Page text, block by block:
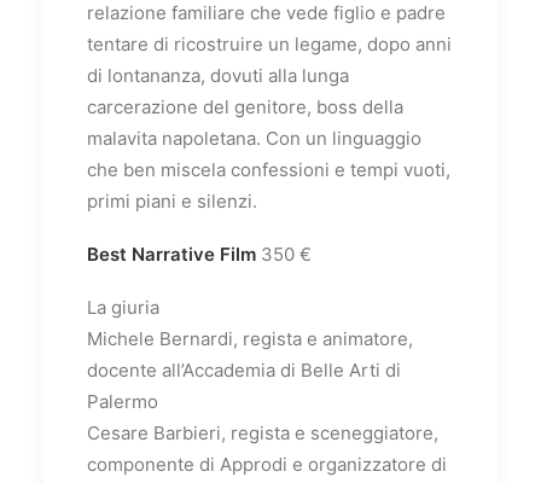
relazione familiare che vede figlio e padre
tentare di ricostruire un legame, dopo anni
di lontananza, dovuti alla lunga
carcerazione del genitore, boss della
malavita napoletana. Con un linguaggio
che ben miscela confessioni e tempi vuoti,
primi piani e silenzi.
Best Narrative Film 350 €
La giuria
Michele Bernardi, regista e animatore,
docente all’Accademia di Belle Arti di
Palermo
Cesare Barbieri, regista e sceneggiatore,
componente di Approdi e organizzatore di